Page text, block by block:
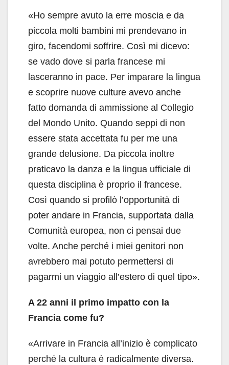
«Ho sempre avuto la erre moscia e da
piccola molti bambini mi prendevano in
giro, facendomi soffrire. Così mi dicevo:
se vado dove si parla francese mi
lasceranno in pace. Per imparare la lingua
e scoprire nuove culture avevo anche
fatto domanda di ammissione al Collegio
del Mondo Unito. Quando seppi di non
essere stata accettata fu per me una
grande delusione. Da piccola inoltre
praticavo la danza e la lingua ufficiale di
questa disciplina è proprio il francese.
Così quando si profilò l’opportunità di
poter andare in Francia, supportata dalla
Comunità europea, non ci pensai due
volte. Anche perché i miei genitori non
avrebbero mai potuto permettersi di
pagarmi un viaggio all’estero di quel tipo».
A 22 anni il primo impatto con la
Francia come fu?
«Arrivare in Francia all’inizio è complicato
perché la cultura è radicalmente diversa.